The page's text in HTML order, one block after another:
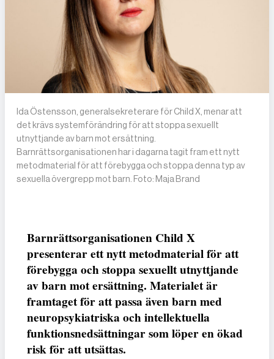
Ida Östensson, generalsekreterare för Child X, menar att
det krävs systemförändring för att stoppa sexuellt
utnyttjande av barn mot ersättning.
Barnrättsorganisationen har i dagarna tagit fram ett nytt
metodmaterial för att förebygga och stoppa denna typ av
sexuella övergrepp mot barn. Foto: Maja Brand
Barnrättsorganisationen Child X
presenterar ett nytt metodmaterial för att
förebygga och stoppa sexuellt utnyttjande
av barn mot ersättning. Materialet är
framtaget för att passa även barn med
neuropsykiatriska och intellektuella
funktionsnedsättningar som löper en ökad
risk för att utsättas.